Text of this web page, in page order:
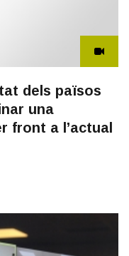
dels països
una
front a l’actual